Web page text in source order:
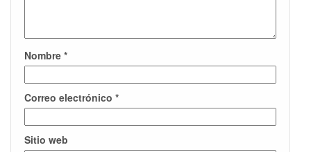
Nombre *
Correo electrónico *
Sitio web